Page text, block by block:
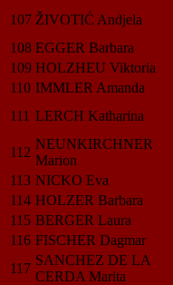
107 ŽIVOTIĆ Andjela
108 EGGER Barbara
109 HOLZHEU Viktoria
110 IMMLER Amanda
111 LERCH Katharina
112
NEUNKIRCHNER
Marion
113 NICKO Eva
114 HOLZER Barbara
115 BERGER Laura
116 FISCHER Dagmar
117
SANCHEZ DE LA
CERDA Marita